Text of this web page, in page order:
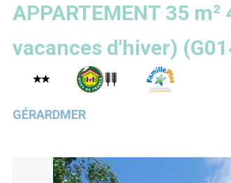
APPARTEMENT 35
vacances d'hiver) (
GÉRARDMER